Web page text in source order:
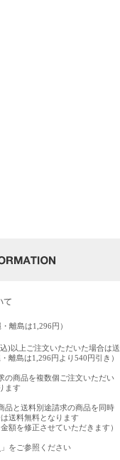
離島は1,296円）
)以上ご注文いただいた場合は送
離島は1,296円より540円引き）
の商品を複数個ご注文いただい
ます
品と送料別途請求の商品を同時
送料無料となります
額を修正させていただきます）
」をご参照ください